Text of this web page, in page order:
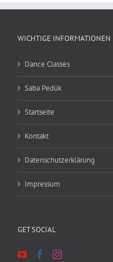
WICHTIGE INFORMATIONEN
Dance Classes
Saba Pedük
Startseite
Kontakt
Datenschutzerklärung
Impressum
GET SOCIAL